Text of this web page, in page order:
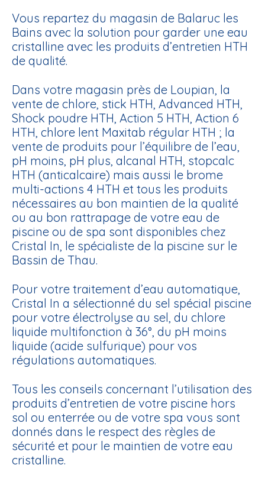
Vous repartez du magasin de Balaruc les
Bains avec la solution pour garder une eau
cristalline avec les produits d’entretien HTH
de qualité.
Dans votre magasin près de Loupian, la
vente de chlore, stick HTH, Advanced HTH,
Shock poudre HTH, Action 5 HTH, Action 6
HTH, chlore lent Maxitab régular HTH ; la
vente de produits pour l’équilibre de l’eau,
pH moins, pH plus, alcanal HTH, stopcalc
HTH (anticalcaire) mais aussi le brome
multi-actions 4 HTH et tous les produits
nécessaires au bon maintien de la qualité
ou au bon rattrapage de votre eau de
piscine ou de spa sont disponibles chez
Cristal In, le spécialiste de la piscine sur le
Bassin de Thau.
Pour votre traitement d’eau automatique,
Cristal In a sélectionné du sel spécial piscine
pour votre électrolyse au sel, du chlore
liquide multifonction à 36°, du pH moins
liquide (acide sulfurique) pour vos
régulations automatiques.
Tous les conseils concernant l’utilisation des
produits d’entretien de votre piscine hors
sol ou enterrée ou de votre spa vous sont
donnés dans le respect des règles de
sécurité et pour le maintien de votre eau
cristalline.